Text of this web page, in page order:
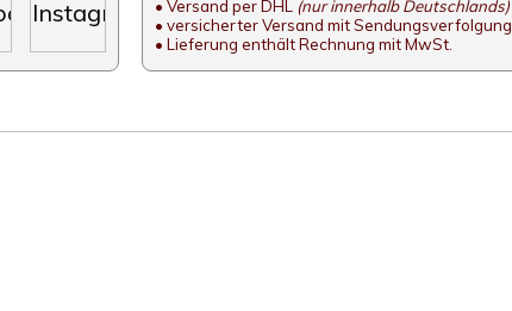
• Versand per DHL (nur innerhalb Deutschlands)
• versicherter Versand mit Sendungsverfolgung
• Lieferung enthält Rechnung mit MwSt.